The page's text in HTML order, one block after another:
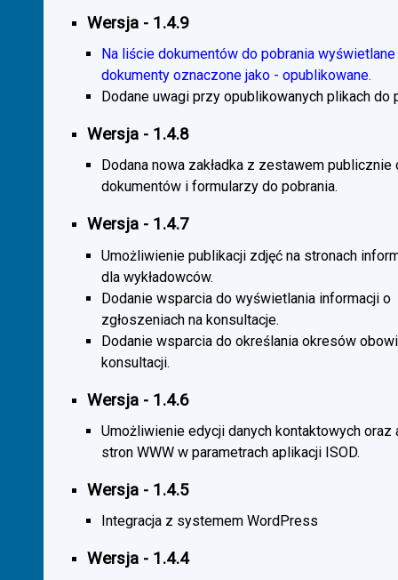
Wersja - 1.4.9
Na liście dokumentów do pobrania
dokumenty oznaczone jako - opublikowane.
Dodane uwagi przy opublikowanych plikach do
Wersja - 1.4.8
Dodana nowa zakładka z zestawem publicznie
dokumentów i formularzy do pobrania.
Wersja - 1.4.7
Umożliwienie publikacji zdjęć na stronach
dla wykładowców.
Dodanie wsparcia do wyświetlania informacji o
zgłoszeniach na konsultacje.
Dodanie wsparcia do określania okresów
konsultacji.
Wersja - 1.4.6
Umożliwienie edycji danych kontaktowych oraz
stron WWW w parametrach aplikacji ISOD.
Wersja - 1.4.5
Integracja z systemem WordPress
Wersja - 1.4.4